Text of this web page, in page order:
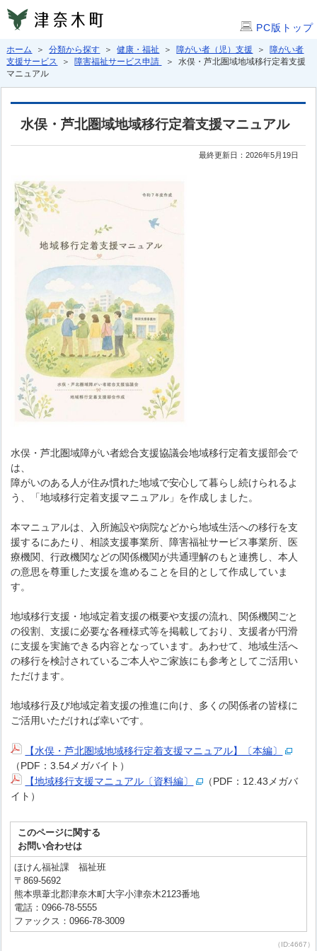
PC版トップ
ホーム ＞分類から探す ＞健康・福祉 ＞ 障がい者（児）支援 ＞ 障がい者
支援サービス
＞ 障害福祉サービス申請
＞ 水俣・芦北圏域地域移行定着支援
マニュアル
水俣・芦北圏域地域移行定着支援マニュアル
最終更新日：2026年5月19日
水俣・芦北圏域障がい者総合支援協議会地域移行定着支援部会で
は、
障がいのある人が住み慣れた地域で安心して暮らし続けられるよ
う、「地域移行定着支援マニュアル」を作成しました。
本マニュアルは、入所施設や病院などから地域生活への移行を支
援するにあたり、相談支援事業所、障害福祉サービス事業所、医
療機関、行政機関などの関係機関が共通理解のもと連携し、本人
の意思を尊重した支援を進めることを目的として作成していま
す。
地域移行支援・地域定着支援の概要や支援の流れ、関係機関ごと
の役割、支援に必要な各種様式等を掲載しており、支援者が円滑
に支援を実施できる内容となっています。あわせて、地域生活へ
の移行を検討されているご本人やご家族にも参考としてご活用い
ただけます。
地域移行及び地域定着支援の推進に向け、多くの関係者の皆様に
ご活用いただければ幸いです。
【水俣・芦北圏域地域移行定着支援マニュアル】〔本編〕
（PDF：3.54メガバイト）
【地域移行支援マニュアル〔資料編〕
（PDF：12.43メガバ
イト）
このページに関する
お問い合わせは
ほけん福祉課 福祉班
〒869-5692
熊本県葦北郡津奈木町大字小津奈木2123番地
電話：0966-78-5555
ファックス：0966-78-3009
（ID:4667）